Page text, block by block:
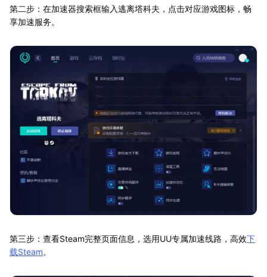
第二步：在加速器搜索框输入逃离塔科夫，点击对应游戏图标，畅
享加速服务。
第三步：查看Steam完整页面信息，选用UU专属加速线路，高效下
载Steam。